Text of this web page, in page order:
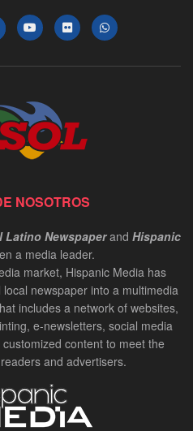
NOSOTROS
Latino Newspaperand Hispanic
a media leader.
market, Hispanic Media has
newspaper into a multimedia
includes a network of websites,
e-newsletters, social media
content to meet the
and advertisers.